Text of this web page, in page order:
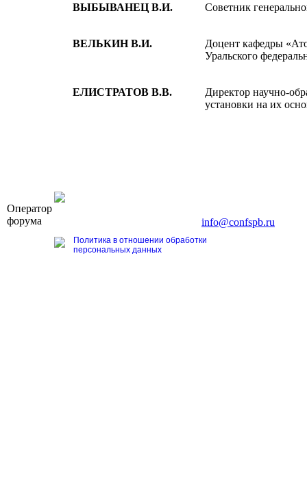
ВЫБЫВАНЕЦ В.И. Советник
ВЕЛЬКИН В.И.
Доцент кафедры
Уральского
ЕЛИСТРАТОВ В.В.
Директор научно-
установки на их
Оператор
форума
info@confspb.ru
Политика в отношении обработки
персональных данных